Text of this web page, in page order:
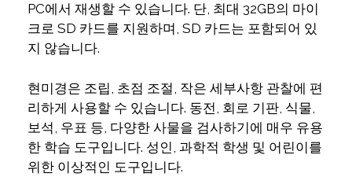
PC에서 재생할 수 있습니다. 단, 최대 32GB의 마이
크로 SD 카드를 지원하며, SD 카드는 포함되어 있
지 않습니다.
현미경은 조립, 초점 조절, 작은 세부사항 관찰에 편
리하게 사용할 수 있습니다. 동전, 회로 기판, 식물,
보석, 우표 등, 다양한 사물을 검사하기에 매우 유용
한 학습 도구입니다. 성인, 과학적 학생 및 어린이를
위한 이상적인 도구입니다.